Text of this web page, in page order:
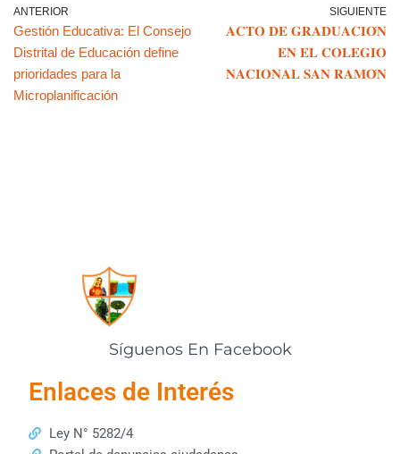
s
A
p
p
b
o
o
er
st
y
Li
n
p
ar
tir
ANTERIOR
Gestión Educativa: El Consejo
Distrital de Educación define
prioridades para la
Microplanificación
SIGUIENTE
𝐀𝐂𝐓𝐎 𝐃𝐄 𝐆𝐑𝐀𝐃𝐔𝐀𝐂𝐈𝐎́𝐍
𝐄𝐍 𝐄𝐋 𝐂𝐎𝐋𝐄𝐆𝐈𝐎
𝐍𝐀𝐂𝐈𝐎𝐍𝐀𝐋 𝐒𝐀𝐍 𝐑𝐀𝐌𝐎́𝐍
Síguenos En Facebook
Enlaces de Interés
Ley N° 5282/4